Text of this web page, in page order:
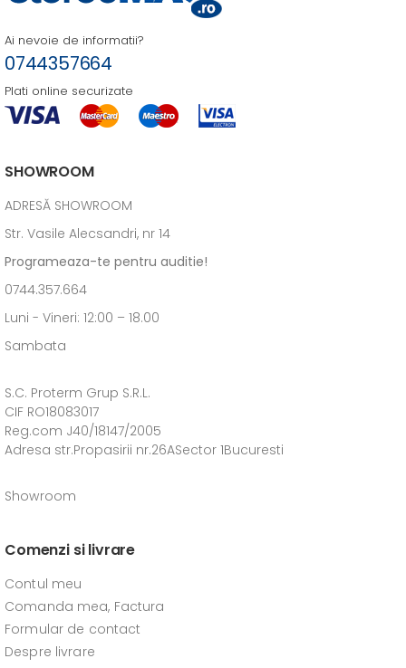
Ai nevoie de informatii?
0744357664
Plati online securizate
SHOWROOM
ADRESĂ SHOWROOM
Str. Vasile Alecsandri, nr 14
Programeaza-te pentru auditie!
0744.357.664
Luni - Vineri: 12:00 – 18.00
Sambata
S.C. Proterm Grup S.R.L.
CIF RO18083017
Reg.com J40/18147/2005
Adresa str.Propasirii nr.26ASector 1Bucuresti
Showroom
Comenzi si livrare
Contul meu
Comanda mea, Factura
Formular de contact
Despre livrare